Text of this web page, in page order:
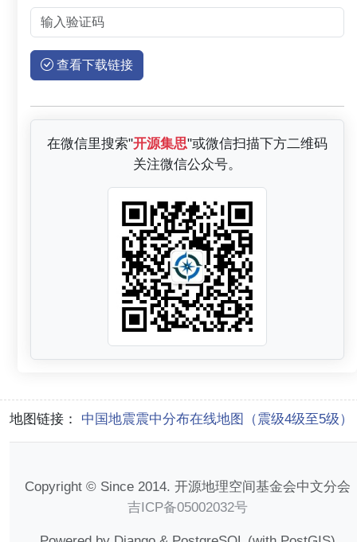
查看下载链接
在微信里搜索"开源集思"或微信扫描下方二维码
关注微信公众号。
地图链接： 中国地震震中分布在线地图（震级4级至5级）
Copyright © Since 2014. 开源地理空间基金会中文分会
吉ICP备05002032号